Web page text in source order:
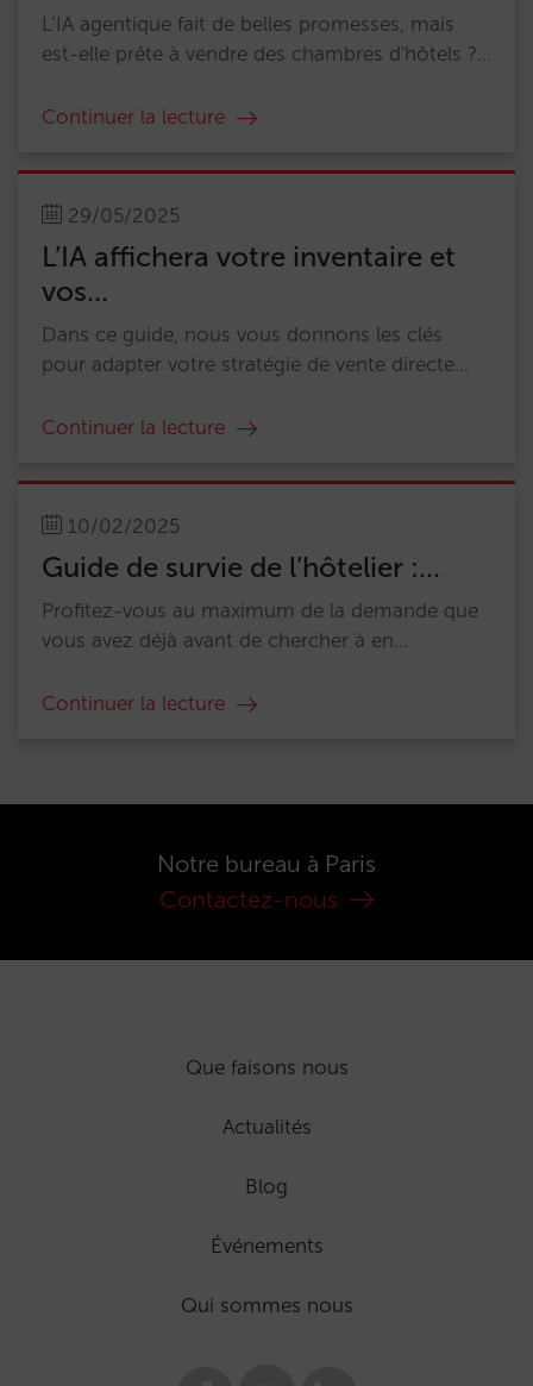
L’IA agentique fait de belles promesses, mais
est-elle prête à vendre des chambres d'hôtels ?...
Continuer la lecture
29/05/2025
L’IA affichera votre inventaire et
vos...
Dans ce guide, nous vous donnons les clés
pour adapter votre stratégie de vente directe...
Continuer la lecture
10/02/2025
Guide de survie de l’hôtelier :...
Profitez-vous au maximum de la demande que
vous avez déjà avant de chercher à en...
Continuer la lecture
Notre bureau à Paris
Contactez-nous
Que faisons nous
Actualités
Blog
Événements
Qui sommes nous